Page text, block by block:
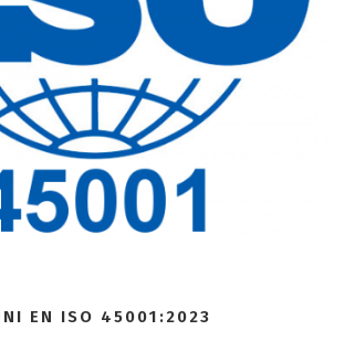
EN ISO 45001:2023